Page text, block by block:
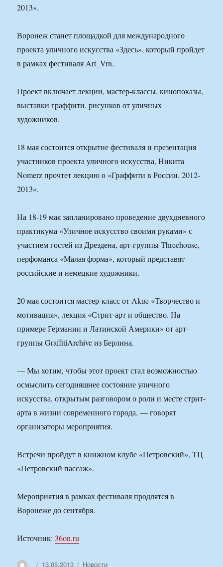
2013».
Воронеж станет площадкой для международного
проекта уличного искусства «Здесь», который пройдет
в рамках фестиваля Art_Vrn.
Проект включает лекции, мастер-классы, кинопоказы,
выставки граффити, рисунков от уличных
художников.
18 мая состоится открытие фестиваля и презентация
участников проекта уличного искусства, Никита
Nomerz прочтет лекцию о «Граффити в России. 2012-
2013».
На 18-19 мая запланировано проведение двухдневного
практикума «Уличное искусство своими руками» с
участием гостей из Дрездена, арт-группы Threehouse,
перфоманса «Малая форма», который представят
российские и немецкие художники.
20 мая состоится мастер-класс от Akue «Творчество и
мотивация», лекция «Стрит-арт и общество. На
примере Германии и Латинской Америки» от арт-
группы GraffitiArchive из Берлина.
— Мы хотим, чтобы этот проект стал возможностью
осмыслить сегодняшнее состояние уличного
искусства, открытым разговором о роли и месте стрит-
арта в жизни современного города, — говорят
организаторы мероприятия.
Встречи пройдут в книжном клубе «Петровский», ТЦ
«Петровский пассаж».
Мероприятия в рамках фестиваля продлятся в
Воронеже до сентября.
Источник:36on.ru
АвторОпубликовано
13.05.2013 Рубрики
Новости